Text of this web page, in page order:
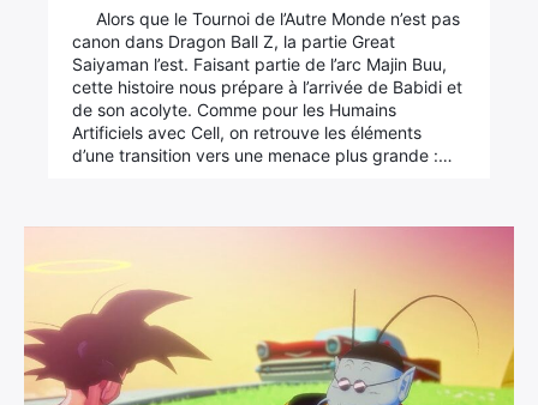
Alors que le Tournoi de l’Autre Monde n’est pas
canon dans Dragon Ball Z, la partie Great
Saiyaman l’est. Faisant partie de l’arc Majin Buu,
cette histoire nous prépare à l’arrivée de Babidi et
de son acolyte. Comme pour les Humains
Artificiels avec Cell, on retrouve les éléments
d’une transition vers une menace plus grande :…